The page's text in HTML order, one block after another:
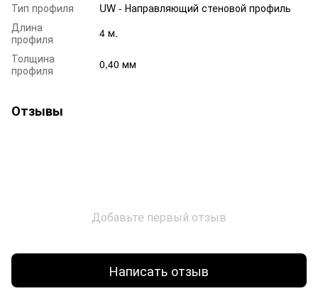
Тип профиля
UW - Направляющий стеновой профиль
Длина
профиля
4 м.
Толщина
профиля
0,40 мм
Отзывы
Добавьте первый отзыв
Написать отзыв